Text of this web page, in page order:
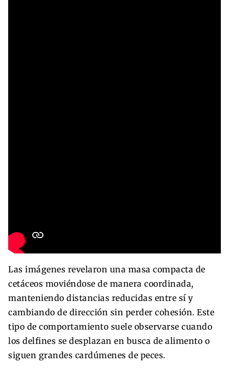
Las imágenes revelaron una masa compacta de
cetáceos moviéndose de manera coordinada,
manteniendo distancias reducidas entre sí y
cambiando de dirección sin perder cohesión. Este
tipo de comportamiento suele observarse cuando
los delfines se desplazan en busca de alimento o
siguen grandes cardúmenes de peces.